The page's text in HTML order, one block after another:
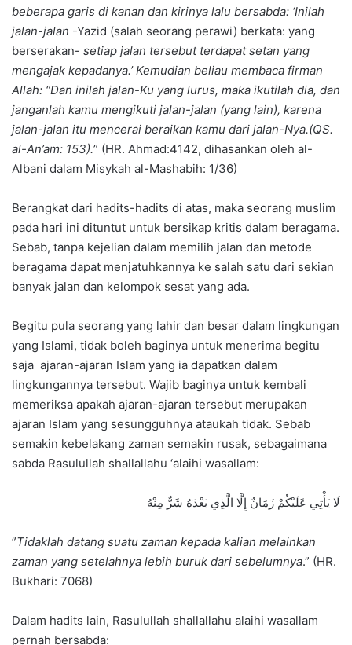
beberapa garis di kanan dan kirinya lalu bersabda: ‘Inilah
jalan-jalan -Yazid (salah seorang perawi) berkata: yang
berserakan- setiap jalan tersebut terdapat setan yang
mengajak kepadanya.’ Kemudian beliau membaca firman
Allah: “Dan inilah jalan-Ku yang lurus, maka ikutilah dia, dan
janganlah kamu mengikuti jalan-jalan (yang lain), karena
jalan-jalan itu mencerai beraikan kamu dari jalan-Nya.(QS.
al-An’am: 153).” (HR. Ahmad:4142, dihasankan oleh al-
Albani dalam Misykah al-Mashabih: 1/36)
Berangkat dari hadits-hadits di atas, maka seorang muslim
pada hari ini dituntut untuk bersikap kritis dalam beragama.
Sebab, tanpa kejelian dalam memilih jalan dan metode
beragama dapat menjatuhkannya ke salah satu dari sekian
banyak jalan dan kelompok sesat yang ada.
Begitu pula seorang yang lahir dan besar dalam lingkungan
yang Islami, tidak boleh baginya untuk menerima begitu
saja ajaran-ajaran Islam yang ia dapatkan dalam
lingkungannya tersebut. Wajib baginya untuk kembali
memeriksa apakah ajaran-ajaran tersebut merupakan
ajaran Islam yang sesungguhnya ataukah tidak. Sebab
semakin kebelakang zaman semakin rusak, sebagaimana
sabda Rasulullah shallallahu ‘alaihi wasallam:
لَا يَأْتِي عَلَيْكُمْ زَمَانٌ إِلَّا الَّذِي بَعْدَهُ شَرٌّ مِنْهُ
”Tidaklah datang suatu zaman kepada kalian melainkan
zaman yang setelahnya lebih buruk dari sebelumnya.” (HR.
Bukhari: 7068)
Dalam hadits lain, Rasulullah shallallahu alaihi wasallam
pernah bersabda: